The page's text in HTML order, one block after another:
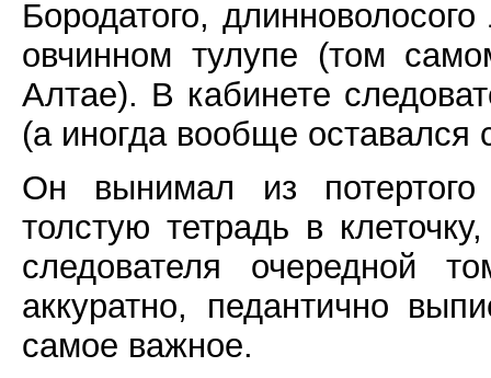
Бородатого,
овчинном тулупе (том
Алтае). В кабинете
(а иногда вообще оставался
Он вынимал из потертого
толстую тетрадь в
следователя очередной
аккуратно, педантично
самое важное.